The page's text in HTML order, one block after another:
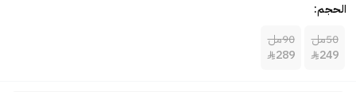
الحجم:
50مل
249

90مل
289
